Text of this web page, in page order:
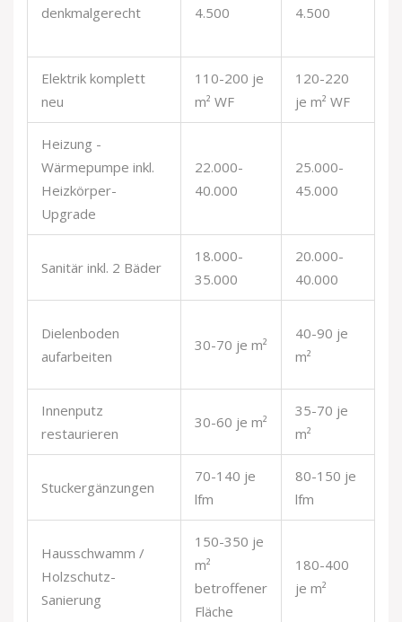
denkmalgerecht
4.500
4.500
Elektrik komplett
neu
110-200 je
m² WF
120-220
je m² WF
Heizung -
Wärmepumpe inkl.
Heizkörper-
Upgrade
22.000-
40.000
25.000-
45.000
Sanitär inkl. 2 Bäder
18.000-
35.000
20.000-
40.000
Dielenboden
aufarbeiten
30-70 je m²
40-90 je
m²
Innenputz
restaurieren
30-60 je m²
35-70 je
m²
Stuckergänzungen
70-140 je
lfm
80-150 je
lfm
Hausschwamm /
Holzschutz-
Sanierung
150-350 je
m²
betroffener
Fläche
180-400
je m²